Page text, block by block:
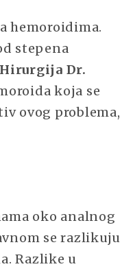
hemoroidima.
stepena
Dr.
koja se
ovog problema,
oko analnog
se razlikuju
Razlike u